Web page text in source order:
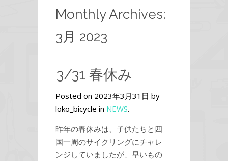
Monthly Archives:
3月 2023
3/31 春休み
Posted on 2023年3月31日 by
loko_bicycle in NEWS.
昨年の春休みは、子供たちと四
国一周のサイクリングにチャレ
ンジしていましたが、早いもの